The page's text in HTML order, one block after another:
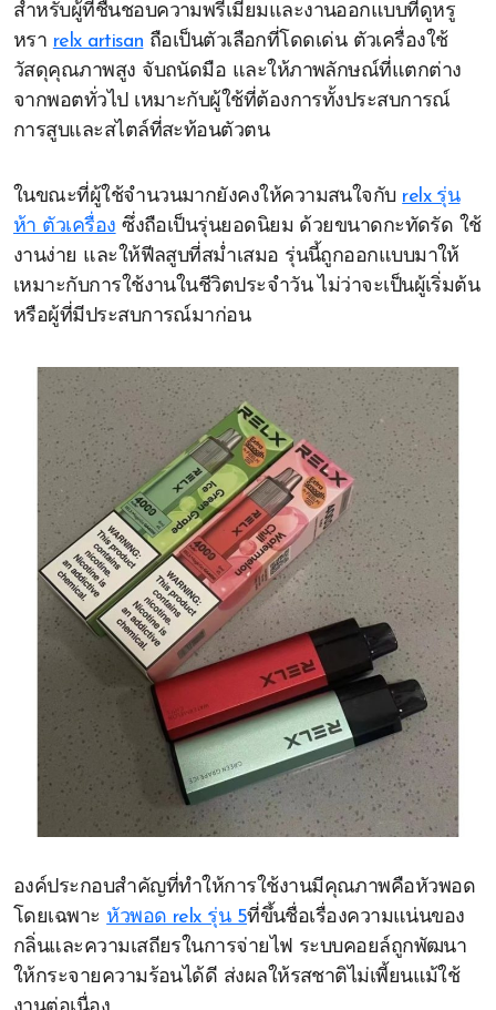
สำหรับผู้ที่ชื่นชอบความพรีเมียมและงานออกแบบที่ดูหรู
หรา relx artisan ถือเป็นตัวเลือกที่โดดเด่น ตัวเครื่องใช้
วัสดุคุณภาพสูง จับถนัดมือ และให้ภาพลักษณ์ที่แตกต่าง
จากพอตทั่วไป เหมาะกับผู้ใช้ที่ต้องการทั้งประสบการณ์
การสูบและสไตล์ที่สะท้อนตัวตน
ในขณะที่ผู้ใช้จำนวนมากยังคงให้ความสนใจกับ relx รุ่น
ห้า ตัวเครื่อง ซึ่งถือเป็นรุ่นยอดนิยม ด้วยขนาดกะทัดรัด ใช้
งานง่าย และให้ฟีลสูบที่สม่ำเสมอ รุ่นนี้ถูกออกแบบมาให้
เหมาะกับการใช้งานในชีวิตประจำวัน ไม่ว่าจะเป็นผู้เริ่มต้น
หรือผู้ที่มีประสบการณ์มาก่อน
องค์ประกอบสำคัญที่ทำให้การใช้งานมีคุณภาพคือหัวพอด
โดยเฉพาะ หัวพอด relx รุ่น 5ที่ขึ้นชื่อเรื่องความแน่นของ
กลิ่นและความเสถียรในการจ่ายไฟ ระบบคอยล์ถูกพัฒนา
ให้กระจายความร้อนได้ดี ส่งผลให้รสชาติไม่เพี้ยนแม้ใช้